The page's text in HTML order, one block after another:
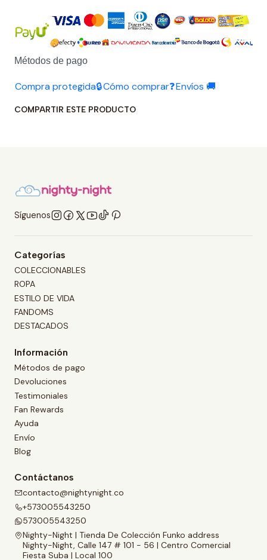
Métodos de pago
Compra protegida🔒Cómo comprar❓Envíos 🚚
COMPARTIR ESTE PRODUCTO
Síguenos
Categorías
COLECCIONABLES
ROPA
ESTILO DE VIDA
FANDOMS
DESTACADOS
Información
Métodos de pago
Devoluciones
Testimoniales
Fan Rewards
Ayuda
Envío
Blog
Contáctanos
contacto@nightynight.co
+573005543250
573005543250
Nighty-Night | Tienda De Colección Funko address
Nighty-Night, Calle 147 # 101 - 56 | Centro Comercial
Fiesta Suba | Local 100